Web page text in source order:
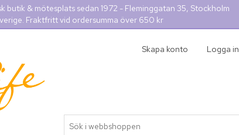
butik & mötesplats sedan 1972 - Fleminggatan 35, Stockholm
Fraktfritt vid ordersumma över 650 kr
Skapa konto Logga in